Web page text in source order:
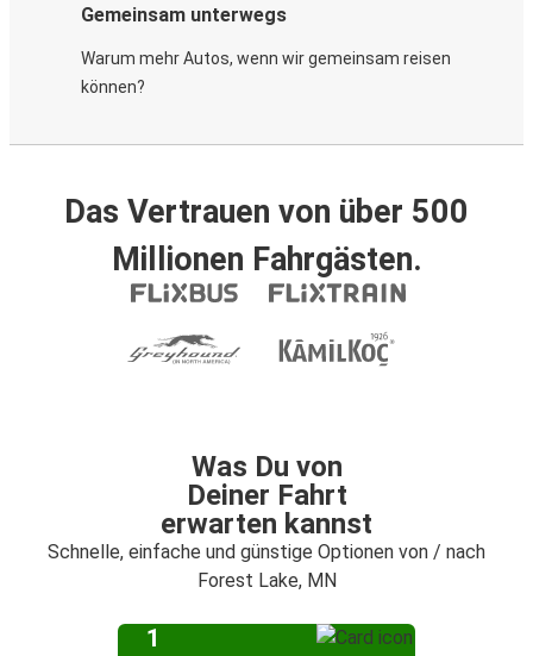
Gemeinsam unterwegs
Warum mehr Autos, wenn wir gemeinsam reisen
können?
Das Vertrauen von über 500
Millionen Fahrgästen.
Was Du von
Deiner Fahrt
erwarten kannst
Schnelle, einfache und günstige Optionen von / nach
Forest Lake, MN
1